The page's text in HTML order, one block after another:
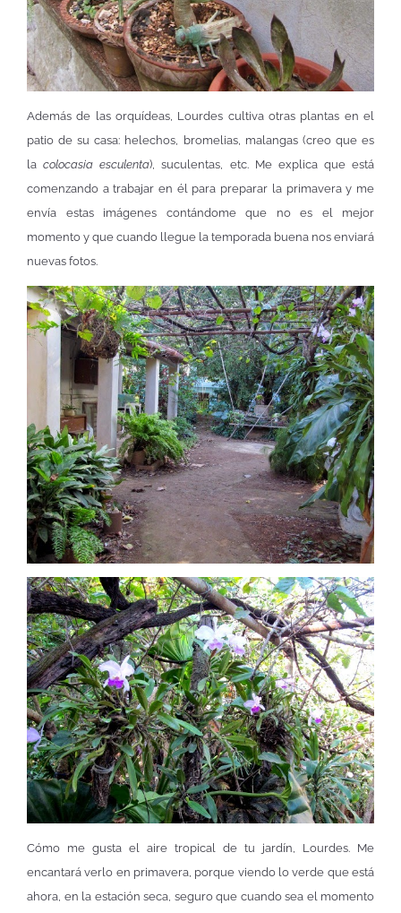
Además de las orquídeas, Lourdes cultiva otras plantas en el
patio de su casa: helechos, bromelias, malangas (creo que es
lacolocasia esculenta), suculentas, etc. Me explica que está
comenzando a trabajar en él para preparar la primavera y me
envía estas imágenes contándome que no es el mejor
momento y que cuando llegue la temporada buena nos enviará
nuevas fotos.
Cómo me gusta el aire tropical de tu jardín, Lourdes. Me
encantará verlo en primavera, porque viendo lo verde que está
ahora, en la estación seca, seguro que cuando sea el momento